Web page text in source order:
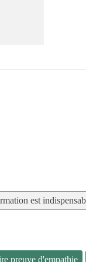
est
preuve d'empathie